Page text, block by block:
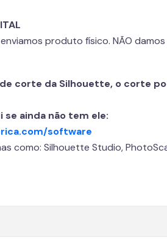
produto físico. NÃO
corte da Silhouette, o corte
se ainda não tem ele:
software
como: Silhouette Studio,